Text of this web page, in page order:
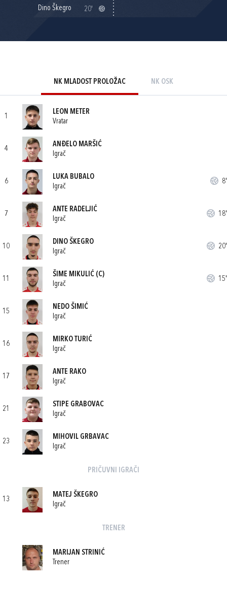
Dino Škegro
20'
NK MLADOST PROLOŽAC NK OSK
1
LEON METER
Vratar
4
ANĐELO MARŠIĆ
Igrač
6
LUKA BUBALO
Igrač
8'
7
ANTE RADELJIĆ
Igrač
18'
10
DINO ŠKEGRO
Igrač
20'
11
ŠIME MIKULIĆ (C)
Igrač
15'
15
NEDO ŠIMIĆ
Igrač
16
MIRKO TURIĆ
Igrač
17
ANTE RAKO
Igrač
21
STIPE GRABOVAC
Igrač
23
MIHOVIL GRBAVAC
Igrač
PRIČUVNI IGRAČI
13
MATEJ ŠKEGRO
Igrač
TRENER
MARIJAN STRINIĆ
Trener